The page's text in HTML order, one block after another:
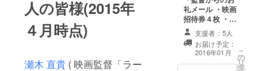
人の皆様(2015年
４月時点)
瀬木 直貴 ( 映画監督「ラー
本編のDVD-R１
枚(全劇場公開終
了後に進呈) ・
(あなたのお名前
入り)桂 福団治師
匠のサイン色紙
１枚 ・本編未収
礼メール ・映画
招待券４枚 ・映
画企画書１部 ・
映画本編より厳
選したスチール
写真3枚(データ)
・映画のエンド
支援者：5人
お届け予定：
2016年01月
こ
の
リ
タ